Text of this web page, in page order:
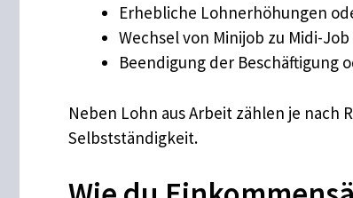
Erhebliche Lohnerhöhungen
Wechsel von Minijob zu Midi-
Beendigung der Beschäftigung
Neben Lohn aus Arbeit zählen je
Selbstständigkeit.